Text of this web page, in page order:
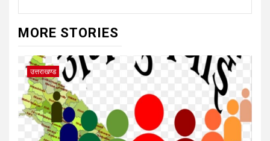
MORE STORIES
उत्तराखण्ड